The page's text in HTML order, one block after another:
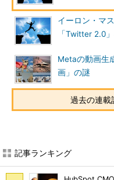
イーロン・マ
「Twitter 2.0
Metaの動画生
画」の謎
過去の連載
記事ランキング